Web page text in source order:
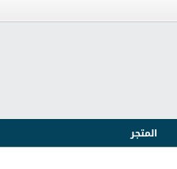
المتجر